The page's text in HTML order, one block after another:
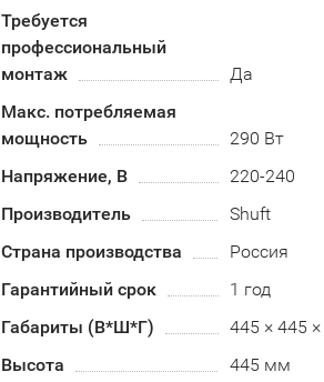
Требуется
профессиональный
монтаж
Да
Макс. потребляемая
мощность
290 Вт
Напряжение, В
220-240
Производитель
Shuft
Страна производства
Россия
Гарантийный срок
1 год
Габариты (В*Ш*Г)
445 × 445
Высота
445 мм